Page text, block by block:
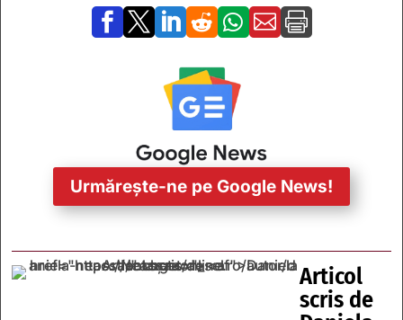
      
Urmărește-ne pe Google News!
Articol
scris de